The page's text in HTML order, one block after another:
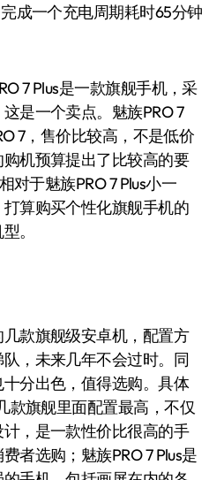
成一个充电周期耗时65分钟
7 Plus是一款旗舰手机，采
是一个卖点。魅族PRO 7
7，售价比较高，不是低价
机预算提出了比较高的要
对于魅族PRO 7 Plus小一
算购买个性化旗舰手机的
。
款旗舰级安卓机，配置方
，未来几年不会过时。同
分出色，值得选购。具体
款旗舰里面配置最高，不仅
，是一款性价比很高的手
者选购；魅族PRO 7 Plus是